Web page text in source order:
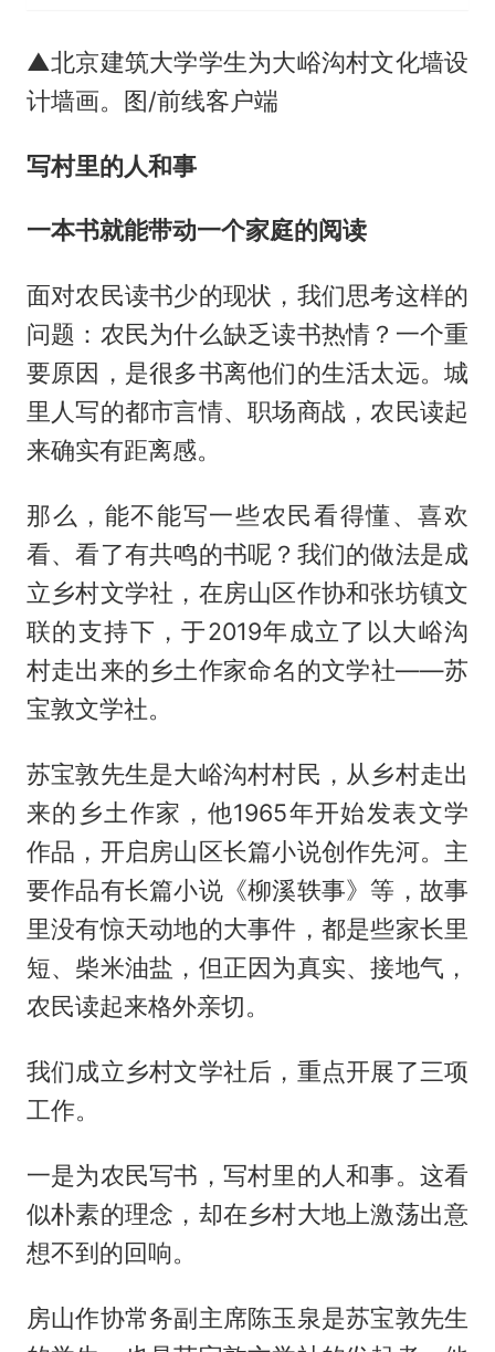
▲北京建筑大学学生为大峪沟村文化墙设
计墙画。图/前线客户端
写村里的人和事
一本书就能带动一个家庭的阅读
面对农民读书少的现状，我们思考这样的
问题：农民为什么缺乏读书热情？一个重
要原因，是很多书离他们的生活太远。城
里人写的都市言情、职场商战，农民读起
来确实有距离感。
那么，能不能写一些农民看得懂、喜欢
看、看了有共鸣的书呢？我们的做法是成
立乡村文学社，在房山区作协和张坊镇文
联的支持下，于2019年成立了以大峪沟
村走出来的乡土作家命名的文学社——苏
宝敦文学社。
苏宝敦先生是大峪沟村村民，从乡村走出
来的乡土作家，他1965年开始发表文学
作品，开启房山区长篇小说创作先河。主
要作品有长篇小说《柳溪轶事》等，故事
里没有惊天动地的大事件，都是些家长里
短、柴米油盐，但正因为真实、接地气，
农民读起来格外亲切。
我们成立乡村文学社后，重点开展了三项
工作。
一是为农民写书，写村里的人和事。这看
似朴素的理念，却在乡村大地上激荡出意
想不到的回响。
房山作协常务副主席陈玉泉是苏宝敦先生